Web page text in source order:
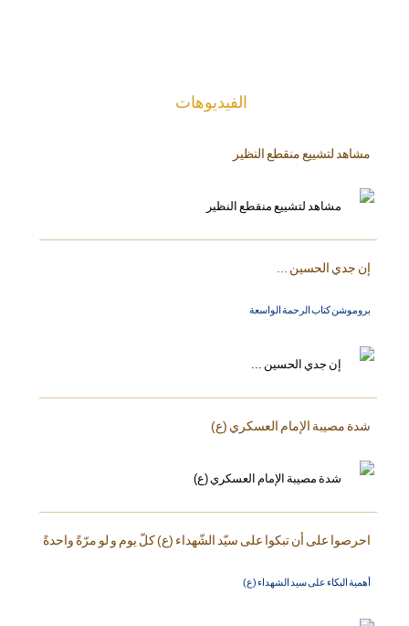
الفیدیوهات
مشاهد لتشييع منقطع النظير
إن جدي الحسين ...
بروموشن كتاب الرحمة الواسعة
شدة مصيبة الإمام العسكري (ع)
احرصوا على أن تبكوا على سيّد الشّهداء (ع) كلّ يوم و لو مرّةً واحدةً
أهمية البكاء على سيد الشهداء (ع)